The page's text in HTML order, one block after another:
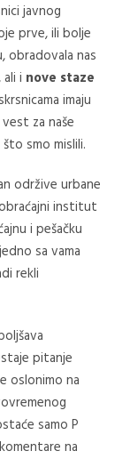
javnog
prve, ili bolje
nas
ali i nove staze
imaju
za naše
smo mislili.
održive urbane
institut
i pešačku
sa vama
rekli
pitanje
oslonimo na
samo P
na